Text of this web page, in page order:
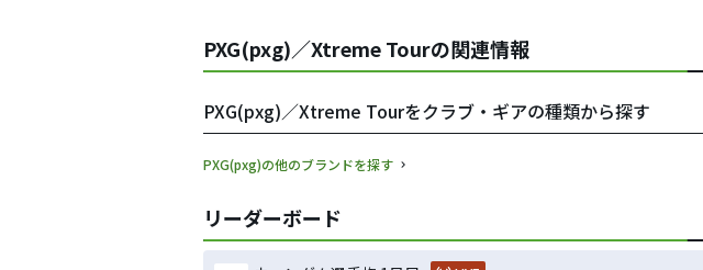
PXG(pxg)／Xtreme Tourの関連情報
PXG(pxg)／Xtreme Tourをクラブ・ギアの種類から探す
PXG(pxg)の他のブランドを探す
リーダーボード